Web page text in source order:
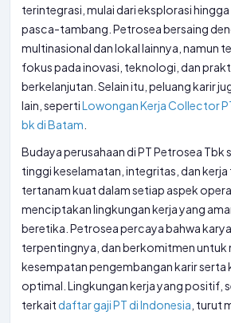
terintegrasi, mulai dari eksplorasi
pasca-tambang. Petrosea bersaing
multinasional dan lokal lainnya, namun
fokus pada inovasi, teknologi, dan
berkelanjutan. Selain itu, peluang karir
lain, sepertiLowongan Kerja Collector
bk di Batam
Budaya perusahaan di PT Petrosea Tbk
tinggi keselamatan, integritas, dan kerja
tertanam kuat dalam setiap aspek
menciptakan lingkungan kerja yang
beretika. Petrosea percaya bahwa
terpentingnya, dan berkomitmen untuk
kesempatan pengembangan karir serta
optimal. Lingkungan kerja yang positif,
terkait daftar gaji PT di Indonesia , turut